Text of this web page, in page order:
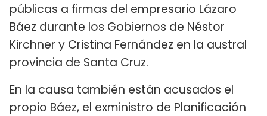
públicas a firmas del empresario Lázaro
Báez durante los Gobiernos de Néstor
Kirchner y Cristina Fernández en la austral
provincia de Santa Cruz.
En la causa también están acusados el
propio Báez, el exministro de Planificación